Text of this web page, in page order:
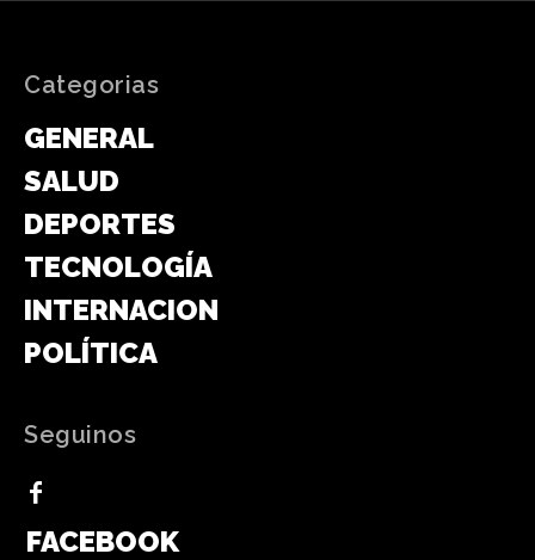
Categorias
GENERAL
SALUD
DEPORTES
TECNOLOGÍA
INTERNACIONAL
POLÍTICA
Seguinos
FACEBOOK